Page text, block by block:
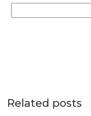
Related posts